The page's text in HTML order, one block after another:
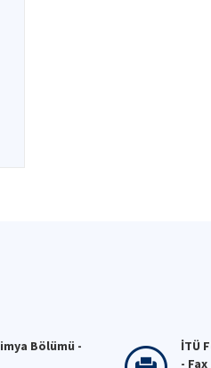
Bölümü -
İTÜ
- Fax